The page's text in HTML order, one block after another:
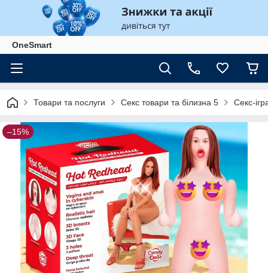
OneSmart
Товари та послуги Секс товари та білизна 5 Секс-
–15%